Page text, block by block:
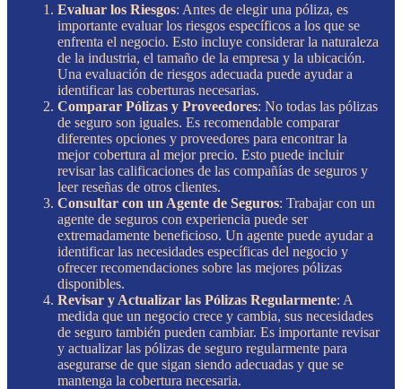
Evaluar los Riesgos: Antes de elegir una póliza, es
importante evaluar los riesgos específicos a los que se
enfrenta el negocio. Esto incluye considerar la naturaleza
de la industria, el tamaño de la empresa y la ubicación.
Una evaluación de riesgos adecuada puede ayudar a
identificar las coberturas necesarias.
Comparar Pólizas y Proveedores: No todas las pólizas
de seguro son iguales. Es recomendable comparar
diferentes opciones y proveedores para encontrar la
mejor cobertura al mejor precio. Esto puede incluir
revisar las calificaciones de las compañías de seguros y
leer reseñas de otros clientes.
Consultar con un Agente de Seguros: Trabajar con un
agente de seguros con experiencia puede ser
extremadamente beneficioso. Un agente puede ayudar a
identificar las necesidades específicas del negocio y
ofrecer recomendaciones sobre las mejores pólizas
disponibles.
Revisar y Actualizar las Pólizas Regularmente: A
medida que un negocio crece y cambia, sus necesidades
de seguro también pueden cambiar. Es importante revisar
y actualizar las pólizas de seguro regularmente para
asegurarse de que sigan siendo adecuadas y que se
mantenga la cobertura necesaria.